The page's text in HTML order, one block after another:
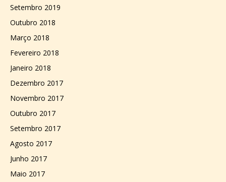
Setembro 2019
Outubro 2018
Março 2018
Fevereiro 2018
Janeiro 2018
Dezembro 2017
Novembro 2017
Outubro 2017
Setembro 2017
Agosto 2017
Junho 2017
Maio 2017